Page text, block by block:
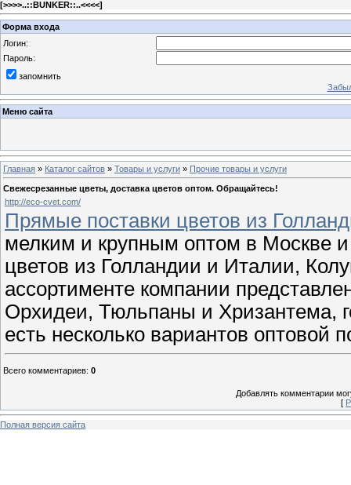
[>>>>..::BUNKER::..<<<<]
Форма входа
Логин:
Пароль:
запомнить
Меню сайта
Главная » Каталог сайтов » Товары и услуги » Прочие товары и услуги
Свежесрезанные цветы, доставка цветов оптом. Обращайтесь!
http://eco-cvet.com/
Прямые поставки цветов из
мелким и крупным оптом в Москве
цветов из Голландии и Италии,
ассортименте компании
Орхидеи, Тюльпаны и Хризантема,
есть несколько вариантов оптовой
Всего комментариев: 0
Добавлять комментарии
[
Полная версия сайта